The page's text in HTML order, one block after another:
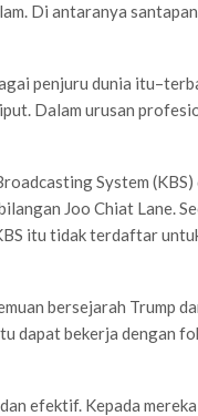
Di antaranya
penjuru dunia
Dalam urusan
System
Joo Chiat Lane.
itu tidak terdaftar
bersejarah Trump
dapat bekerja dengan
efektif. Kepada